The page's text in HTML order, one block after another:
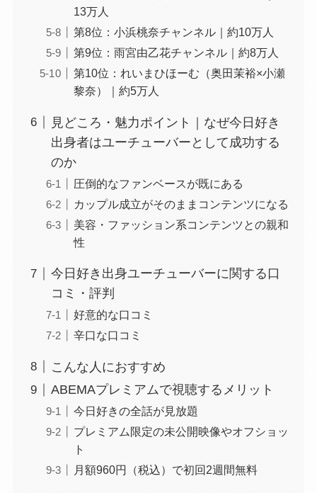
13万人
第8位：小浜桃奈チャンネル｜約10万人
第9位：雨宮由乙花チャンネル｜約8万人
第10位：れいまひほーむ（奥田茉裕×小瀬
黎奈）｜約5万人
見どころ・魅力ポイント｜なぜ今日好き
出身者はユーチューバーとして成功する
のか
圧倒的なファンベースが既にある
カップル成立がそのままコンテンツになる
美容・ファッション系コンテンツとの親和
性
今日好き出身ユーチューバーに関する口
コミ・評判
好意的な口コミ
辛口な口コミ
こんな人におすすめ
ABEMAプレミアムで視聴するメリット
今日好きの全話が見放題
プレミアム限定の未公開映像やオフショッ
ト
月額960円（税込）で初回2週間無料